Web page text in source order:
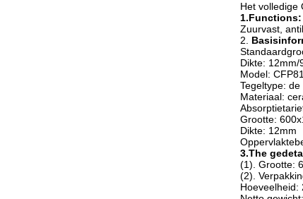
Het volledige
1.Functions:
Zuurvast,
2.
Dikte: 12mm/
Model:
Tegeltype:
Materiaal:
Grootte:
Dikte: 12mm
3.The
(1). Grootte:
(2).
Hoeveelheid: